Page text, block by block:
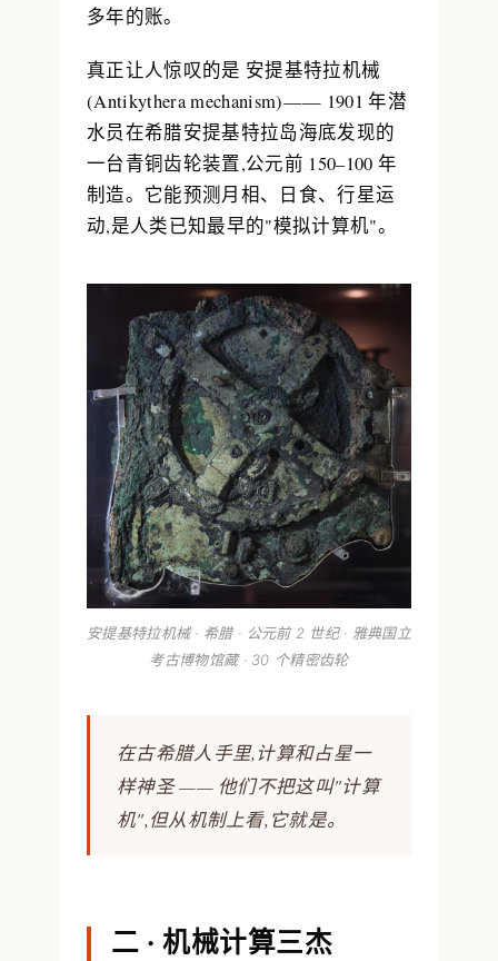
多年的账。
真正让人惊叹的是 安提基特拉机械
(Antikythera mechanism)—— 1901 年潜
水员在希腊安提基特拉岛海底发现的
一台青铜齿轮装置,公元前 150–100 年
制造。它能预测月相、日食、行星运
动,是人类已知最早的"模拟计算机"。
安提基特拉机械 · 希腊 · 公元前 2 世纪 · 雅典国立
考古博物馆藏 · 30 个精密齿轮
在古希腊人手里,计算和占星一
样神圣 —— 他们不把这叫"计算
机",但从机制上看,它就是。
二 · 机械计算三杰